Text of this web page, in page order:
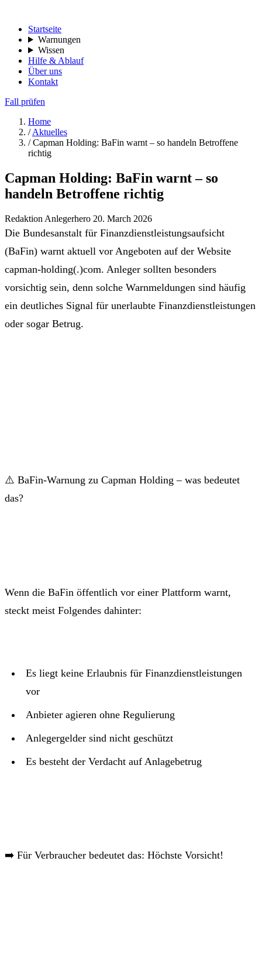
Startseite
Warnungen
Wissen
Hilfe & Ablauf
Über uns
Kontakt
Fall prüfen
Home
/ Aktuelles
/ Capman Holding: BaFin warnt – so handeln Betroffene
richtig
Capman Holding: BaFin warnt – so
handeln Betroffene richtig
Redaktion Anlegerhero 20. March 2026
Die Bundesanstalt für Finanzdienstleistungsaufsicht
(BaFin) warnt aktuell vor Angeboten auf der Website
capman-holding(.)com. Anleger sollten besonders
vorsichtig sein, denn solche Warnmeldungen sind häufig
ein deutliches Signal für unerlaubte Finanzdienstleistungen
oder sogar Betrug.
⚠️ BaFin-Warnung zu Capman Holding – was bedeutet
das?
Wenn die BaFin öffentlich vor einer Plattform warnt,
steckt meist Folgendes dahinter:
Es liegt keine Erlaubnis für Finanzdienstleistungen
vor
Anbieter agieren ohne Regulierung
Anlegergelder sind nicht geschützt
Es besteht der Verdacht auf Anlagebetrug
➡️ Für Verbraucher bedeutet das: Höchste Vorsicht!